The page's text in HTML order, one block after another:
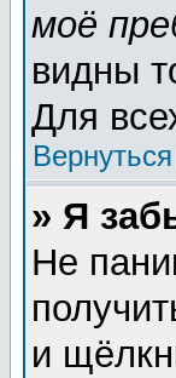
моё
видны
Для
» Я
Не
и